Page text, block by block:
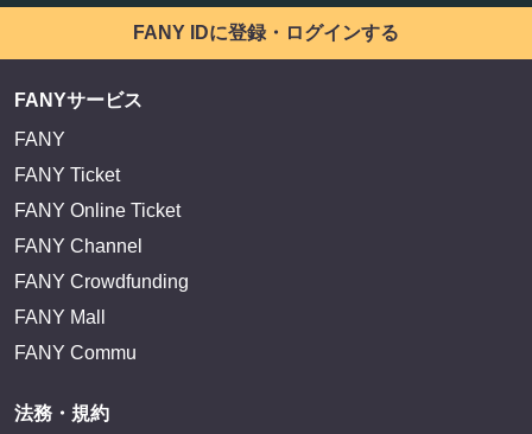
FANY IDに登録・ログインする
FANYサービス
FANY
FANY Ticket
FANY Online Ticket
FANY Channel
FANY Crowdfunding
FANY Mall
FANY Commu
法務・規約